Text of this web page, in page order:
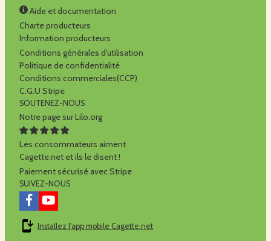
Aide et documentation
Charte producteurs
Information producteurs
Conditions générales d'utilisation
Politique de confidentialité
Conditions commerciales(CCP)
C.G.U Stripe
SOUTENEZ-NOUS
Notre page sur Lilo.org
Les consommateurs aiment
Cagette.net et ils le disent !
Paiement sécurisé avec Stripe
SUIVEZ-NOUS
Installez l'app mobile Cagette.net